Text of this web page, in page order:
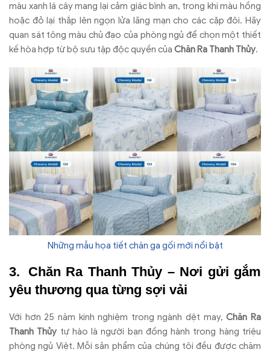
màu xanh lá cây mang lại cảm giác bình an, trong khi màu hồng
hoặc đỏ lại thắp lên ngọn lửa lãng mạn cho các cặp đôi. Hãy
quan sát tông màu chủ đạo của phòng ngủ để chọn một thiết
kế hòa hợp từ bộ sưu tập độc quyền của Chăn Ra Thanh Thủy.
Những mẫu họa tiết chăn ga gối mới nổi bật
Chăn Ra Thanh Thủy – Nơi gửi gắm
yêu thương qua từng sợi vải
Với hơn 25 năm kinh nghiệm trong ngành dệt may,Chăn Ra
Thanh Thủytự hào là người bạn đồng hành trong hàng triệu
phòng ngủ Việt. Mỗi sản phẩm của chúng tôi đều được chăm